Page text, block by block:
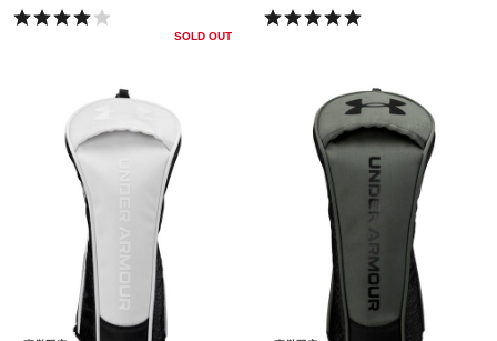
SOLD OUT